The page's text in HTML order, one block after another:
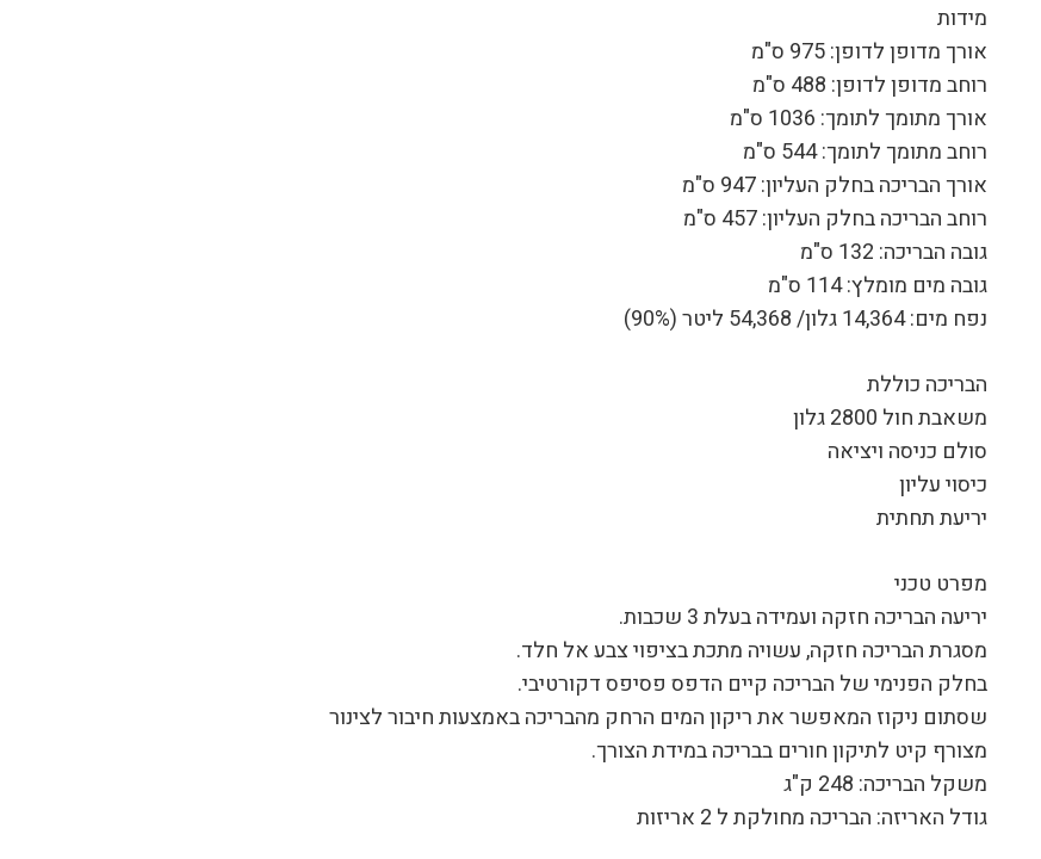
מידות
אורך מדופן לדופן: 975 ס"מ
רוחב מדופן לדופן: 488 ס"מ
אורך מתומך לתומך: 1036 ס"מ
רוחב מתומך לתומך: 544 ס"מ
אורך הבריכה בחלק העליון: 947 ס"מ
רוחב הבריכה בחלק העליון: 457 ס"מ
גובה הבריכה: 132 ס"מ
גובה מים מומלץ: 114 ס"מ
נפח מים: 14,364 גלון/ 54,368 ליטר (90%)
הבריכה כוללת
משאבת חול 2800 גלון
סולם כניסה ויציאה
כיסוי עליון
יריעת תחתית
מפרט טכני
יריעה הבריכה חזקה ועמידה בעלת 3 שכבות.
מסגרת הבריכה חזקה, עשויה מתכת בציפוי צבע אל חלד.
בחלק הפנימי של הבריכה קיים הדפס פסיפס דקורטיבי.
שסתום ניקוז המאפשר את ריקון המים הרחק מהבריכה באמצעות חיבור לצינור
מצורף קיט לתיקון חורים בבריכה במידת הצורך.
משקל הבריכה: 248 ק"ג
גודל האריזה: הבריכה מחולקת ל 2 אריזות